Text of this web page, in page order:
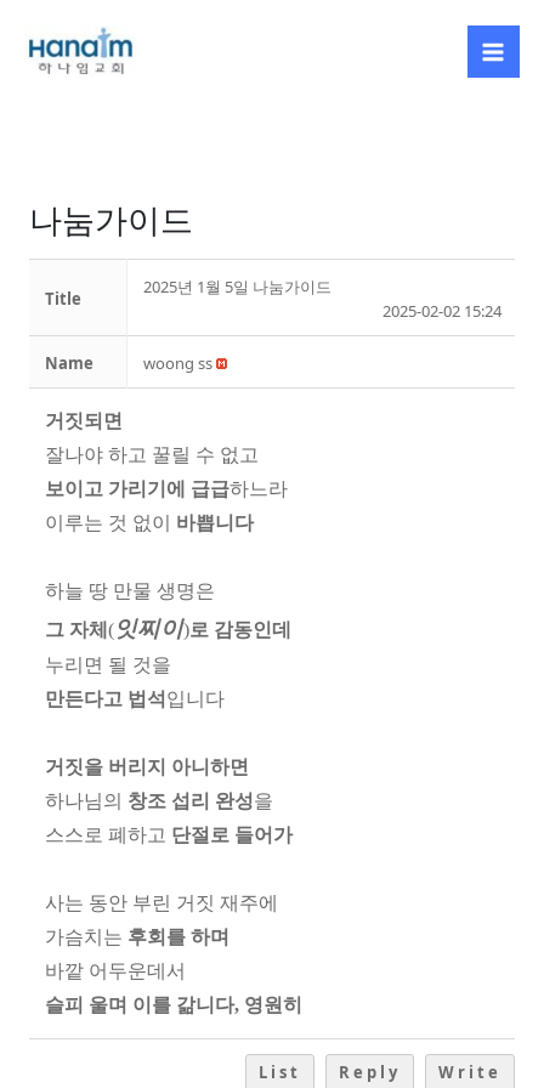
content
나눔가이드
Title
2025년 1월 5일 나눔가이드
2025-02-02 15:24
Name woong ss
거짓되면
잘나야 하고 꿀릴 수 없고
보이고 가리기에 급급하느라
이루는 것 없이 바쁩니다
하늘 땅 만물 생명은
그 자체 (잇찌이)로 감동인데
누리면 될 것을
만든다고 법석 입니다
거짓을 버리지 아니하면
하나님의 창조 섭리 완성을
스스로 폐하고 단절로 들어가
사는 동안 부린 거짓 재주에
가슴치는 후회를 하며
바깥 어두운데서
슬피 울며 이를 갊니다, 영원히
List Reply Write